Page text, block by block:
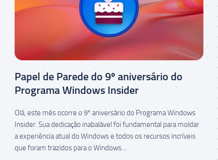
Papel de Parede do 9º aniversário do
Programa Windows Insider
Olá, este mês ocorre o 9º aniversário do Programa Windows
Insider. Sua dedicação inabalável foi fundamental para moldar
a experiência atual do Windows e todos os recursos incríveis
que foram trazidos para o Windows...